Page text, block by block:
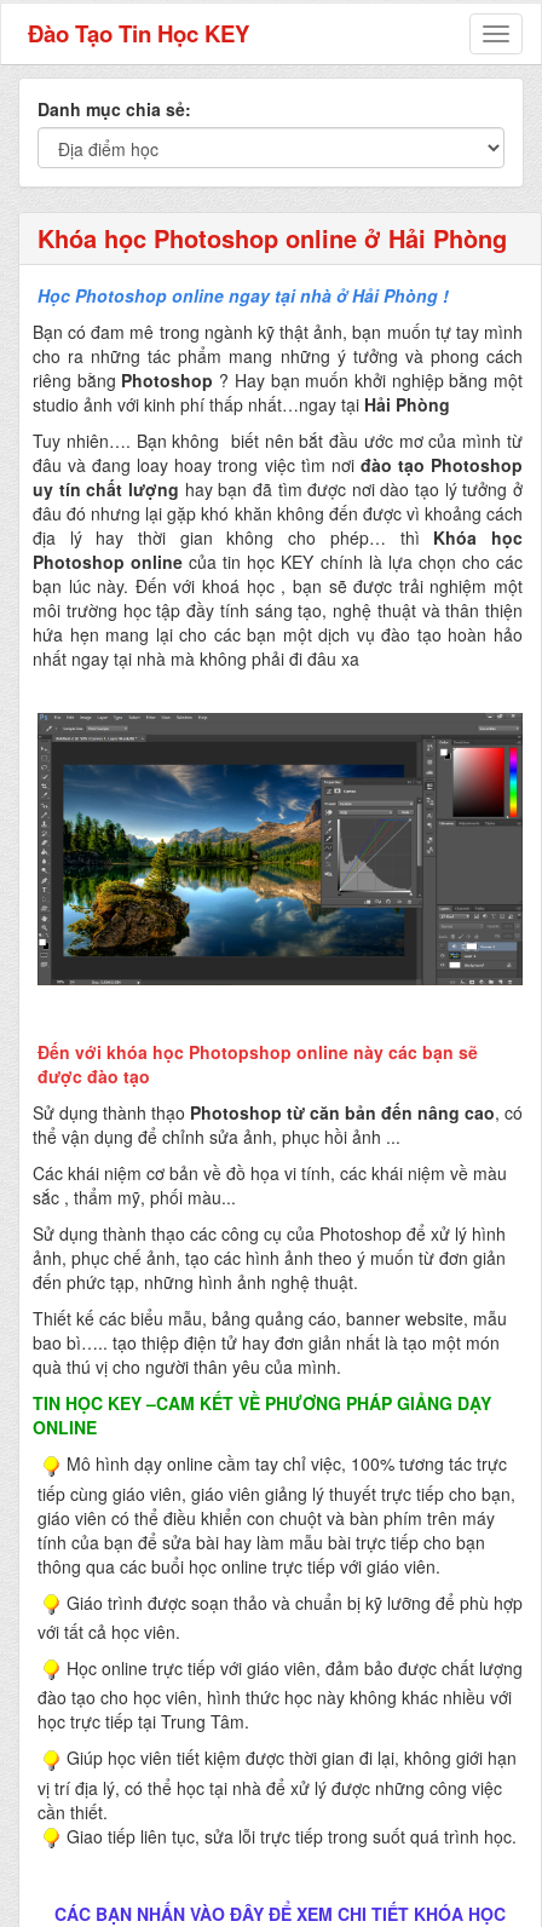
Đào Tạo Tin Học KEY
Danh mục chia sẻ:
Khóa học Photoshop online ở Hải Phòng
Học Photoshop online ngay tại nhà ở Hải Phòng !
Bạn có đam mê trong ngành kỹ thật ảnh, bạn muốn tự tay mình
cho ra những tác phẩm mang những ý tưởng và phong cách
riêng bằng Photoshop ? Hay bạn muốn khởi nghiệp bằng một
studio ảnh với kinh phí thấp nhất…ngay tại Hải Phòng
Tuy nhiên…. Bạn không biết nên bắt đầu ước mơ của mình từ
đâu và đang loay hoay trong việc tìm nơi đào tạo Photoshop
uy tín chất lượng hay bạn đã tìm được nơi dào tạo lý tưởng ở
đâu đó nhưng lại gặp khó khăn không đến được vì khoảng cách
địa lý hay thời gian không cho phép… thì Khóa học
Photoshop online của tin học KEY chính là lựa chọn cho các
bạn lúc này. Đến với khoá học , bạn sẽ được trải nghiệm một
môi trường học tập đầy tính sáng tạo, nghệ thuật và thân thiện
hứa hẹn mang lại cho các bạn một dịch vụ đào tạo hoàn hảo
nhất ngay tại nhà mà không phải đi đâu xa
Đến với khóa học Photopshop online này các bạn sẽ
được đào tạo
Sử dụng thành thạo Photoshop từ căn bản đến nâng cao, có
thể vận dụng để chỉnh sửa ảnh, phục hồi ảnh ...
Các khái niệm cơ bản về đồ họa vi tính, các khái niệm về màu
sắc , thẩm mỹ, phối màu...
Sử dụng thành thạo các công cụ của Photoshop để xử lý hình
ảnh, phục chế ảnh, tạo các hình ảnh theo ý muốn từ đơn giản
đến phức tạp, những hình ảnh nghệ thuật.
Thiết kế các biểu mẫu, bảng quảng cáo, banner website, mẫu
bao bì….. tạo thiệp điện tử hay đơn giản nhất là tạo một món
quà thú vị cho người thân yêu của mình.
TIN HỌC KEY–CAM KẾT VỀ PHƯƠNG PHÁP GIẢNG DẠY
ONLINE
Mô hình dạy online cầm tay chỉ việc, 100% tương tác trực
tiếp cùng giáo viên, giáo viên giảng lý thuyết trực tiếp cho bạn,
giáo viên có thể điều khiển con chuột và bàn phím trên máy
tính của bạn để sửa bài hay làm mẫu bài trực tiếp cho bạn
thông qua các buổi học online trực tiếp với giáo viên.
Giáo trình được soạn thảo và chuẩn bị kỹ lưỡng để phù hợp
với tất cả học viên.
Học online trực tiếp với giáo viên, đảm bảo được chất lượng
đào tạo cho học viên, hình thức học này không khác nhiều với
học trực tiếp tại Trung Tâm.
Giúp học viên tiết kiệm được thời gian đi lại, không giới hạn
vị trí địa lý, có thể học tại nhà để xử lý được những công việc
cần thiết.
Giao tiếp liên tục, sửa lỗi trực tiếp trong suốt quá trình học.
CÁC BẠN NHẤN VÀO ĐÂY ĐỂ XEM CHI TIẾT KHÓA HỌC